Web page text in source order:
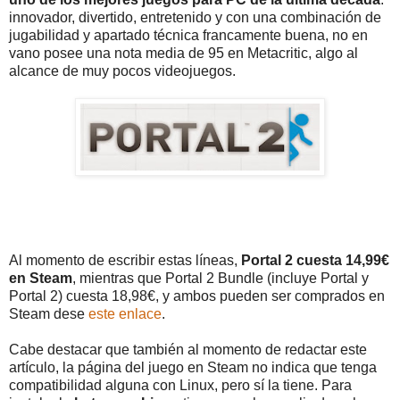
innovador, divertido, entretenido y con una combinación de
jugabilidad y apartado técnica francamente buena, no en
vano posee una nota media de 95 en Metacritic, algo al
alcance de muy pocos videojuegos.
Al momento de escribir estas líneas, Portal 2 cuesta 14,99€
en Steam, mientras que Portal 2 Bundle (incluye Portal y
Portal 2) cuesta 18,98€, y ambos pueden ser comprados en
Steam dese este enlace.
Cabe destacar que también al momento de redactar este
artículo, la página del juego en Steam no indica que tenga
compatibilidad alguna con Linux, pero sí la tiene. Para